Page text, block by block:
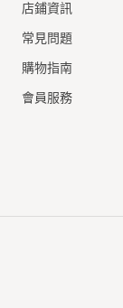
店鋪資訊
常見問題
購物指南
會員服務